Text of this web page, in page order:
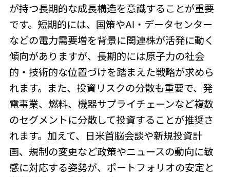
が持つ長期的な成長構造を意識することが重要
です。短期的には、国策やAI・データセンター
などの電力需要増を背景に関連株が活発に動く
傾向がありますが、長期的には原子力の社会
的・技術的な位置づけを踏まえた戦略が求めら
れます。また、投資リスクの分散も重要で、発
電事業、燃料、機器サプライチェーンなど複数
のセグメントに分散して投資することが推奨さ
れます。加えて、日米首脳会談や新規投資計
画、規制の変更など政策やニュースの動向に敏
感に対応する姿勢が、ポートフォリオの安定と